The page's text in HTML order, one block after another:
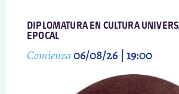
DIPLOMATURA EN CULTURA
EPOCAL
Comienza06/08/26 | 19:00